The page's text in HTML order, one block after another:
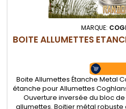
MARQUE:
BOITE ALLUMETTES
Boite Allumettes Étanche Metal
étanche pour Allumettes
Ouverture inversée du bloc
allumettes. Boitier métal